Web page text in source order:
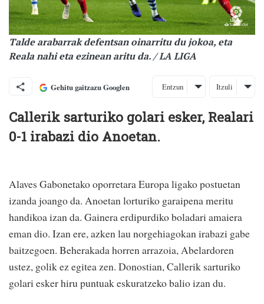
Talde arabarrak defentsan oinarritu du jokoa, eta
Reala nahi eta ezinean aritu da. / LA LIGA
Gehitu gaitzazu Googlen Entzun Itzuli
Callerik sarturiko golari esker, Realari
0-1 irabazi dio Anoetan.
Alaves Gabonetako oporretara Europa ligako postuetan
izanda joango da. Anoetan lorturiko garaipena meritu
handikoa izan da. Gainera erdipurdiko boladari amaiera
eman dio. Izan ere, azken lau norgehiagokan irabazi gabe
baitzegoen. Beherakada horren arrazoia, Abelardoren
ustez, golik ez egitea zen. Donostian, Callerik sarturiko
golari esker hiru puntuak eskuratzeko balio izan du.